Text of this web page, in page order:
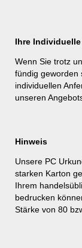
Ihre
Wenn Sie trotz
fündig geworden
individuellen
unseren
Hinweis
Unsere PC
starken Karton
Ihrem
bedrucken
Stärke von 80